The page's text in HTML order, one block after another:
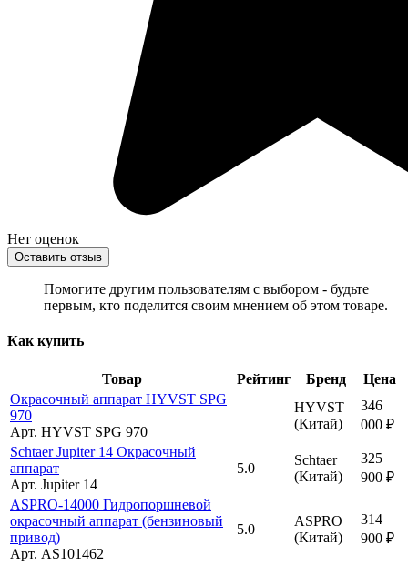
Нет оценок
Оставить отзыв
Помогите другим пользователям с выбором - будьте
первым, кто поделится своим мнением об этом товаре.
Как купить
Товар Рейтинг Бренд
Цена
Окрасочный аппарат HYVST SPG
970
Арт. HYVST SPG 970
HYVST
(Китай)
346
000 ₽
Schtaer Jupiter 14 Окрасочный
аппарат
Арт. Jupiter 14
5.0
Schtaer
(Китай)
325
900 ₽
ASPRO-14000 Гидропоршневой
окрасочный аппарат (бензиновый
привод)
Арт. AS101462
5.0
ASPRO
(Китай)
314
900 ₽